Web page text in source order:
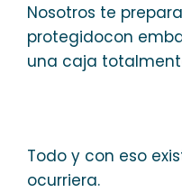
Nosotros te
protegidocon
una caja
Todo y con eso
ocurriera.